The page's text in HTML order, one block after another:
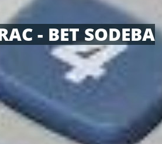
- BET SODEBA